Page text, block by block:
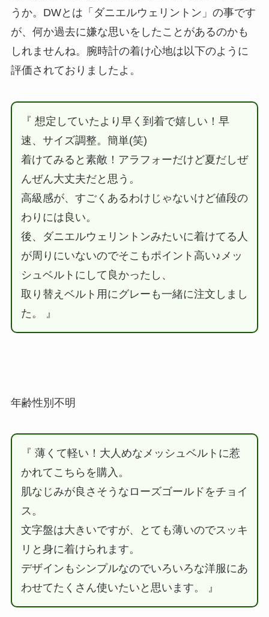
うか。DWとは「ダニエルウェリントン」の事です
が、何か過去に嫌な思いをしたことがあるのかも
しれませんね。腕時計の着け心地は以下のように
評価されておりましたよ。
『 想定していたより早く到着で嬉しい！早
速、サイズ調整。簡単(笑)
着けてみると素敵！アラフォーだけど夏だしぜ
んぜん大丈夫だと思う。
高級感が、すごくあるわけじゃないけど値段の
わりには良い。
後、ダニエルウェリントンみたいに着けてる人
が周りにいないのでそこもポイント高い♪メッ
シュベルトにして良かったし、
取り替えベルト用にグレーも一緒に注文しまし
た。 』
年齢性別不明
『 薄くて軽い！大人めなメッシュベルトに惹
かれてこちらを購入。
肌なじみが良さそうなローズゴールドをチョイ
ス。
文字盤は大きいですが、とても薄いのでスッキ
リと身に着けられます。
デザインもシンプルなのでいろいろな洋服にあ
わせてたくさん使いたいと思います。 』